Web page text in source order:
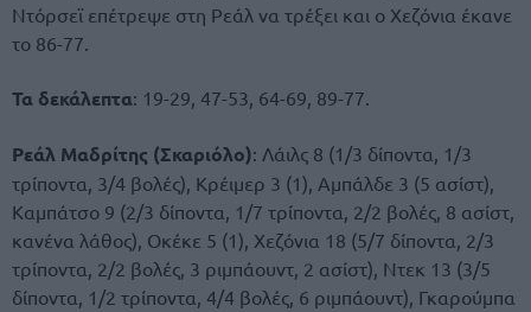
Ντόρσεϊ επέτρεψε στη Ρεάλ να τρέξει και ο Χεζόνια έκανε
το 86-77.
Τα δεκάλεπτα: 19-29, 47-53, 64-69, 89-77.
Ρεάλ Μαδρίτης (Σκαριόλο): Λάιλς 8 (1/3 δίποντα, 1/3
τρίποντα, 3/4 βολές), Κρέιμερ 3 (1), Αμπάλδε 3 (5 ασίστ),
Καμπάτσο 9 (2/3 δίποντα, 1/7 τρίποντα, 2/2 βολές, 8 ασίστ,
κανένα λάθος), Οκέκε 5 (1), Χεζόνια 18 (5/7 δίποντα, 2/3
τρίποντα, 2/2 βολές, 3 ριμπάουντ, 2 ασίστ), Ντεκ 13 (3/5
δίποντα, 1/2 τρίποντα, 4/4 βολές, 6 ριμπάουντ), Γκαρούμπα